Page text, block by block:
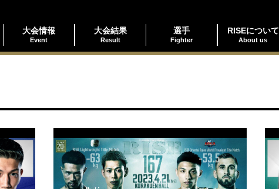
大会情報
Event
大会結果
Result
選手
Fighter
RISEについて
About us